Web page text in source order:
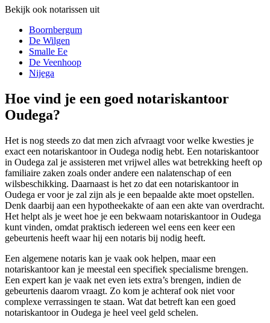
Bekijk ook notarissen uit
Boornbergum
De Wilgen
Smalle Ee
De Veenhoop
Nijega
Hoe vind je een goed notariskantoor
Oudega?
Het is nog steeds zo dat men zich afvraagt voor welke kwesties je
exact een notariskantoor in Oudega nodig hebt. Een notariskantoor
in Oudega zal je assisteren met vrijwel alles wat betrekking heeft op
familiaire zaken zoals onder andere een nalatenschap of een
wilsbeschikking. Daarnaast is het zo dat een notariskantoor in
Oudega er voor je zal zijn als je een bepaalde akte moet opstellen.
Denk daarbij aan een hypotheekakte of aan een akte van overdracht.
Het helpt als je weet hoe je een bekwaam notariskantoor in Oudega
kunt vinden, omdat praktisch iedereen wel eens een keer een
gebeurtenis heeft waar hij een notaris bij nodig heeft.
Een algemene notaris kan je vaak ook helpen, maar een
notariskantoor kan je meestal een specifiek specialisme brengen.
Een expert kan je vaak net even iets extra’s brengen, indien de
gebeurtenis daarom vraagt. Zo kom je achteraf ook niet voor
complexe verrassingen te staan. Wat dat betreft kan een goed
notariskantoor in Oudega je heel veel geld schelen.